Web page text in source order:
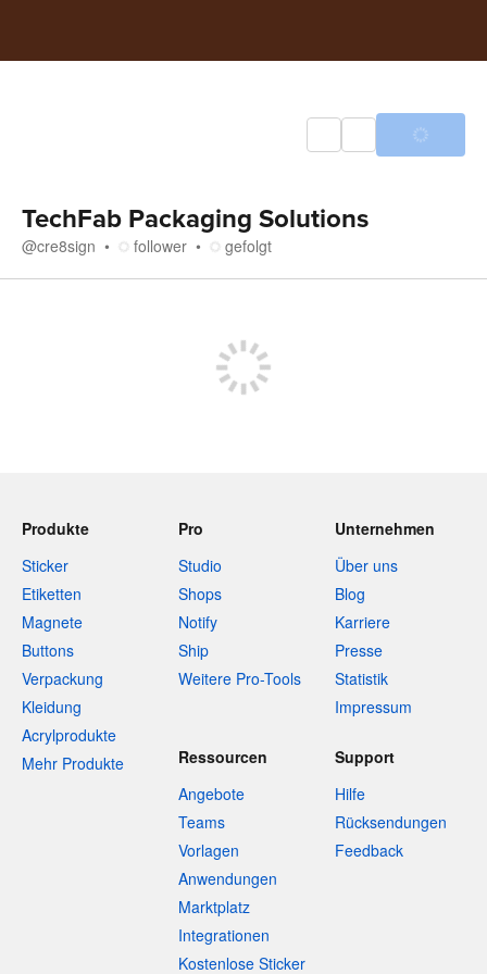
TechFab Packaging Solutions
@cre8sign follower gefolgt
Produkte
Sticker
Etiketten
Magnete
Buttons
Verpackung
Kleidung
Acrylprodukte
Mehr Produkte
Pro
Studio
Shops
Notify
Ship
Weitere Pro-Tools
Unternehmen
Über uns
Blog
Karriere
Presse
Statistik
Impressum
Ressourcen
Angebote
Teams
Vorlagen
Anwendungen
Marktplatz
Integrationen
Kostenlose Sticker
Support
Hilfe
Rücksendungen
Feedback